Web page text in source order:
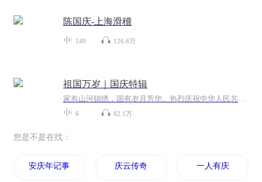
陈国庆-上海滑稽
149 126.8万
祖国万岁｜国庆特辑
家有山河锦绣，国有岁月芳华。热烈庆祝中华人民共和国成立73周年！
6 82.1万
您是不是在找：
安庆年记事 庆云传奇 一人有庆